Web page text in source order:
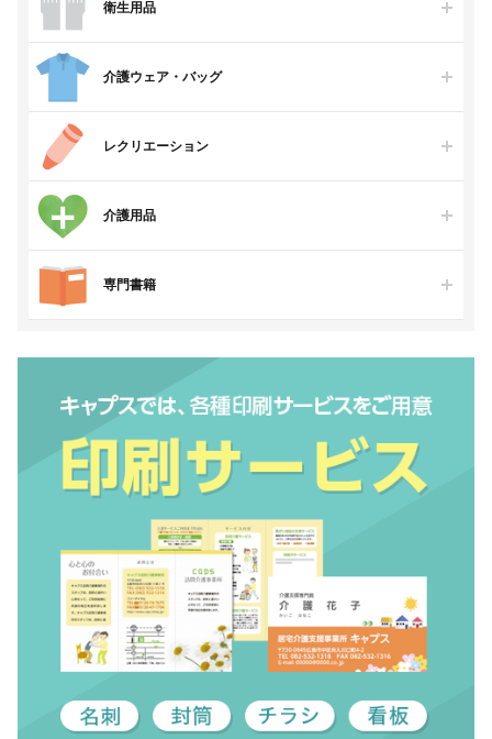
衛生用品
介護ウェア・バッグ
レクリエーション
介護用品
専門書籍